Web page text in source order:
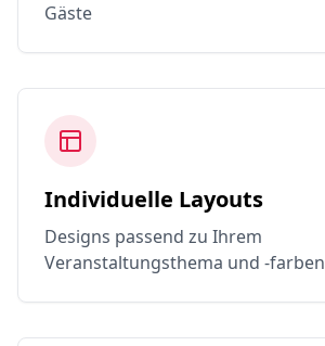
Gäste
Individuelle Layouts
Designs passend zu Ihrem
Veranstaltungsthema und -farben